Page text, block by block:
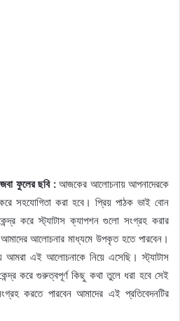
ফুলের ছবি : আজকের আলোচনায় আপনাদেরকে
সহযোগিতা করা হবে। প্রিয় পাঠক ভাই বোন
করে স্ট্যাটাস ক্যাপশন গুলো সংগ্রহ করার
আমাদের আলোচনার মাধ্যমে উপকৃত হতে পারবেন।
আমরা এই আলোচনাকে নিয়ে এসেছি। স্ট্যাটাস
করে গুরুত্বপূর্ণ কিছু কথা তুলে ধরা হবে সেই
করতে পারবেন আমাদের এই প্রতিবেদনটির